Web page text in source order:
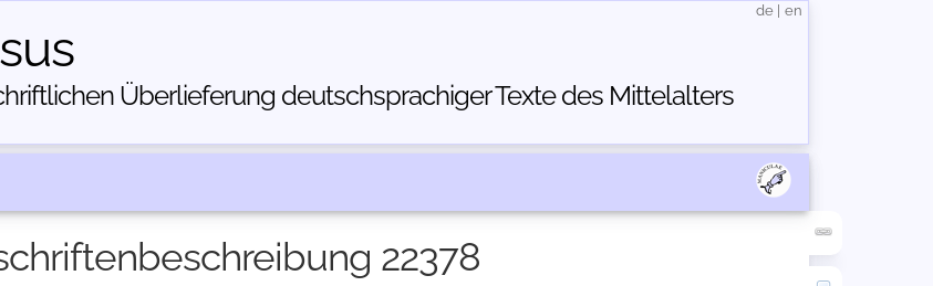
Über­lieferung deutschsprachiger Texte des Mittelalters
de en
22378